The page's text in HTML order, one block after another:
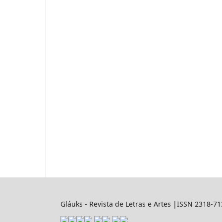
Gláuks - Revista de Letras e Artes |ISSN 2318-